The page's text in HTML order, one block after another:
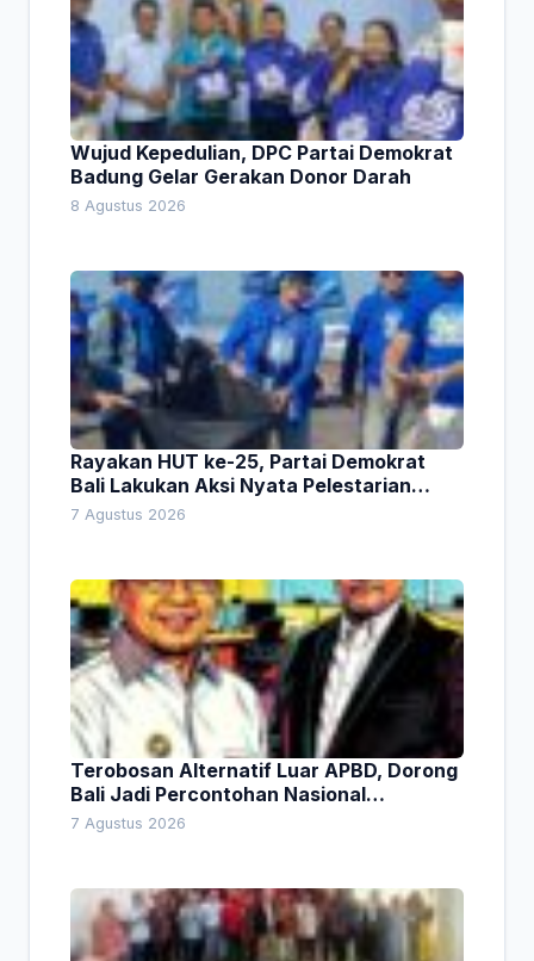
Wujud Kepedulian, DPC Partai Demokrat
Badung Gelar Gerakan Donor Darah
8 Agustus 2026
Rayakan HUT ke-25, Partai Demokrat
Bali Lakukan Aksi Nyata Pelestarian
Lingkungan
7 Agustus 2026
Terobosan Alternatif Luar APBD, Dorong
Bali Jadi Percontohan Nasional
Pembiayaan Daerah
7 Agustus 2026